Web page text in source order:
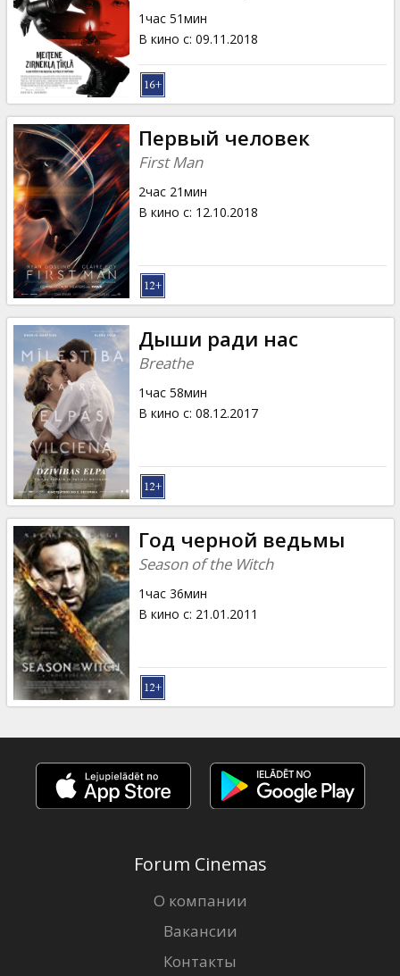
1час 51мин
В кино с: 09.11.2018
Первый человек
First Man
2час 21мин
В кино с: 12.10.2018
Дыши ради нас
Breathe
1час 58мин
В кино с: 08.12.2017
Год черной ведьмы
Season of the Witch
1час 36мин
В кино с: 21.01.2011
Forum Cinemas
О компании
Вакансии
Контакты